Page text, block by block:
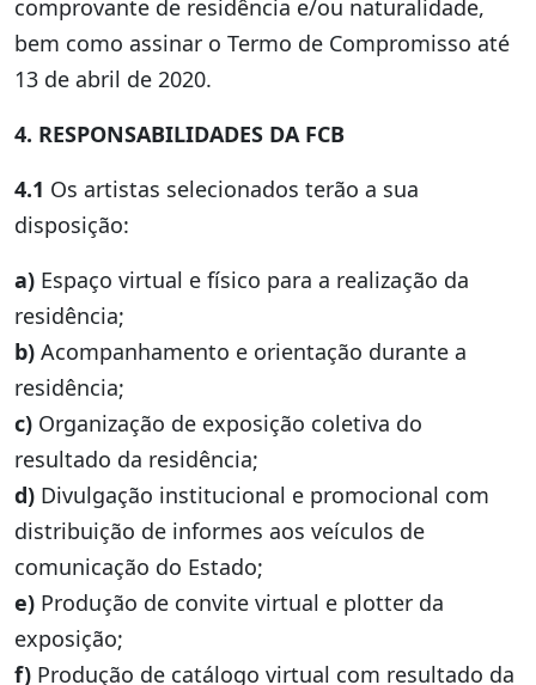
comprovante de residência e/ou naturalidade,
bem como assinar o Termo de Compromisso até
13 de abril de 2020.
4. RESPONSABILIDADES DA FCB
4.1 Os artistas selecionados terão a sua
disposição:
a) Espaço virtual e físico para a realização da
residência;
b) Acompanhamento e orientação durante a
residência;
c) Organização de exposição coletiva do
resultado da residência;
d) Divulgação institucional e promocional com
distribuição de informes aos veículos de
comunicação do Estado;
e) Produção de convite virtual e plotter da
exposição;
f) Produção de catálogo virtual com resultado da